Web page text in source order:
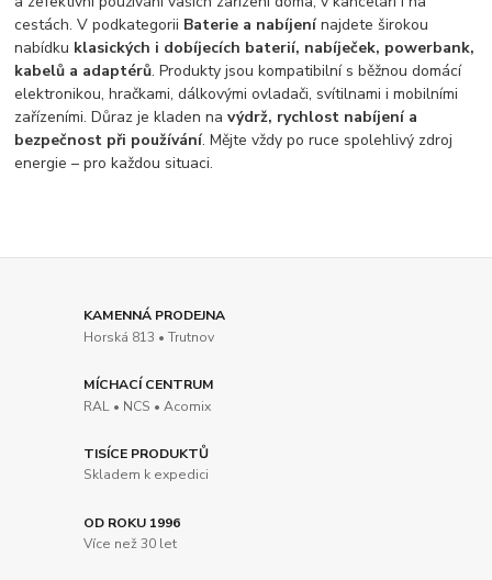
cestách. V podkategorii Baterie a nabíjenínajdete širokou
nabídku klasických i dobíjecích baterií, nabíječek, powerbank,
kabelů a adaptérů. Produkty jsou kompatibilní s běžnou domácí
elektronikou, hračkami, dálkovými ovladači, svítilnami i mobilními
zařízeními. Důraz je kladen navýdrž, rychlost nabíjení a
bezpečnost při používání. Mějte vždy po ruce spolehlivý zdroj
energie – pro každou situaci.
KAMENNÁ PRODEJNA
Horská 813 • Trutnov
MÍCHACÍ CENTRUM
RAL • NCS • Acomix
TISÍCE PRODUKTŮ
Skladem k expedici
OD ROKU 1996
Více než 30 let